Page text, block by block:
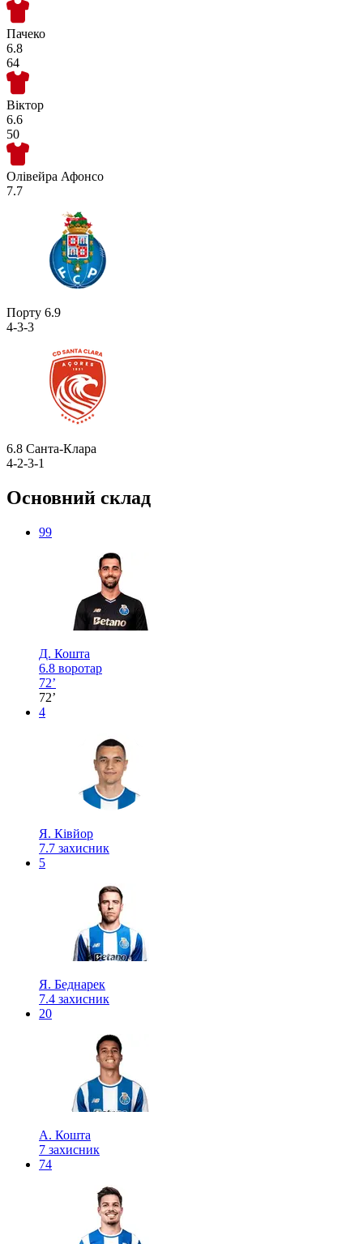
Пачеко
6.8
64
Віктор
6.6
50
Олівейра Афонсо
7.7
Порту 6.9
4-3-3
6.8 Санта-Клара
4-2-3-1
Основний склад
99
Д. Кошта
6.8 воротар
72’
72’
4
Я. Ківйор
7.7 захисник
5
Я. Беднарек
7.4 захисник
20
А. Кошта
7 захисник
74